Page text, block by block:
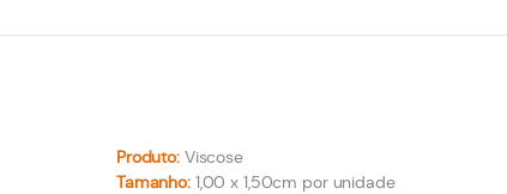
Produto: Viscose
Tamanho: 1,00 x 1,50cm por unidade